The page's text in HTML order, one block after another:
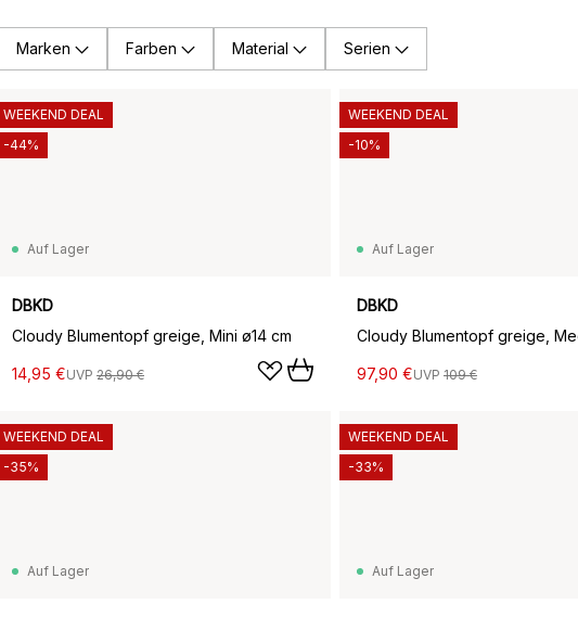
Marken Farben Material Serien
Auf Lager
DBKD
Cloudy Blumentopf greige, Mini ø14 cm
14,95 €UVP 26,90 €
WEEKEND DEAL
-44%
Auf Lager
DBKD
97,90 €UVP 109 €
WEEKEND DEAL
-10%
Auf Lager
WEEKEND DEAL
-35%
Auf Lager
WEEKEND DEAL
-33%